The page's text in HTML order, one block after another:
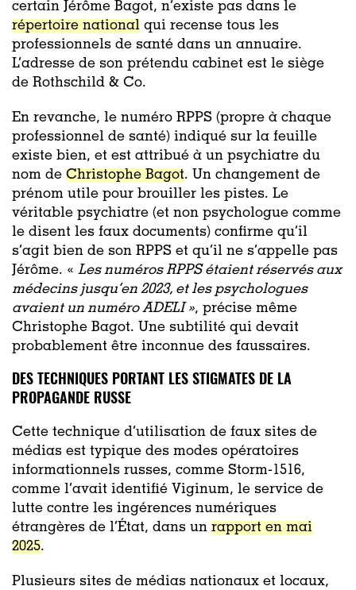
certain Jérôme Bagot, n’existe pas dans le
répertoire national qui recense tous les
professionnels de santé dans un annuaire.
L’adresse de son prétendu cabinet est le siège
de Rothschild & Co.
En revanche, le numéro RPPS (propre à chaque
professionnel de santé) indiqué sur la feuille
existe bien, et est attribué à un psychiatre du
nom de Christophe Bagot. Un changement de
prénom utile pour brouiller les pistes. Le
véritable psychiatre (et non psychologue comme
le disent les faux documents) confirme qu’il
s’agit bien de son RPPS et qu’il ne s’appelle pas
Jérôme. « Les numéros RPPS étaient réservés aux
médecins jusqu’en 2023, et les psychologues
avaient un numéro ADELI », précise même
Christophe Bagot. Une subtilité qui devait
probablement être inconnue des faussaires.
DES TECHNIQUES PORTANT LES STIGMATES DE LA
PROPAGANDE RUSSE
Cette technique d’utilisation de faux sites de
médias est typique des modes opératoires
informationnels russes, comme Storm-1516,
comme l’avait identifié Viginum, le service de
lutte contre les ingérences numériques
étrangères de l’État, dans un rapport en mai
2025.
Plusieurs sites de médias nationaux et locaux,